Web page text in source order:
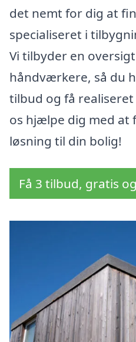
det nemt for dig at
specialiseret i
Vi tilbyder en
håndværkere, så du
tilbud og få
os hjælpe dig med at
løsning til din bolig!
Få 3 tilbud, gratis